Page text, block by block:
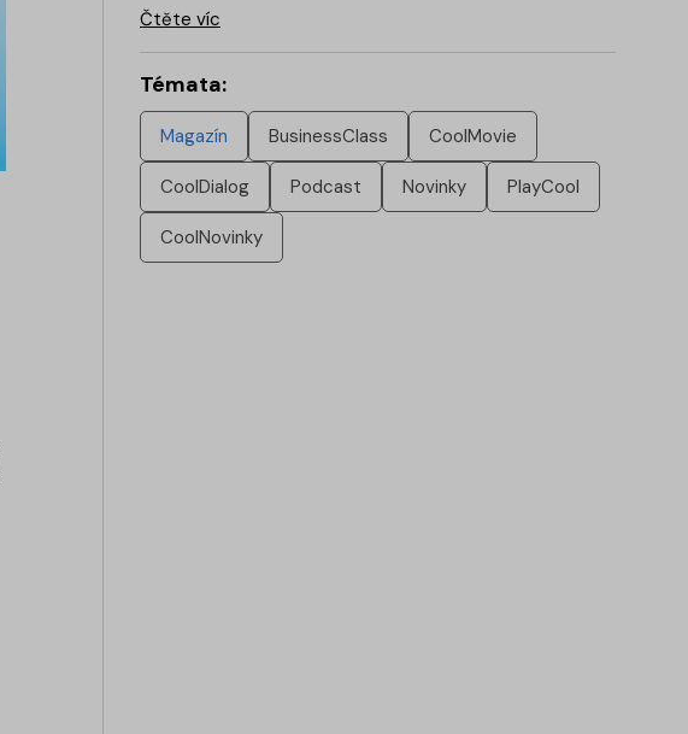
Čtěte víc
Témata:
Magazín BusinessClass CoolMovie
CoolDialog Podcast Novinky PlayCool
CoolNovinky